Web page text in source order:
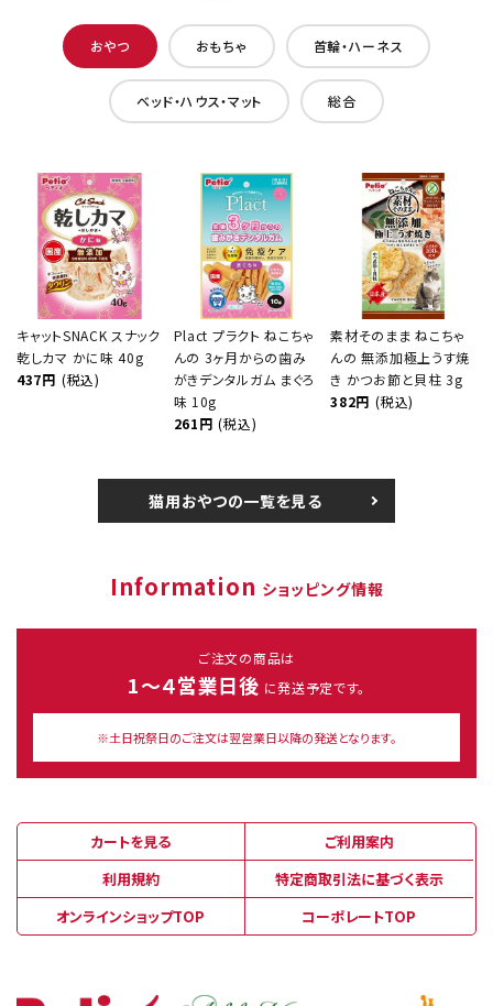
おやつ おもちゃ 首輪・ハーネス
ベッド・ハウス・マット 総合
キャットSNACK スナック
乾しカマ かに味 40g
437円 (税込)
Plact プラクト ねこちゃ
んの 3ヶ月からの歯み
がきデンタルガム まぐろ
味 10g
261円 (税込)
素材そのまま ねこちゃ
んの 無添加極上うす焼
き かつお節と貝柱 3g
382円 (税込)
猫用おやつの一覧を見る
Information ショッピング情報
ご注文の商品は
1～４営業日後 に発送予定です。
※土日祝祭日のご注文は翌営業日以降の発送となります。
カートを見る
ご利用案内
利用規約
特定商取引法に基づく表示
オンラインショップTOP
コーポレートTOP